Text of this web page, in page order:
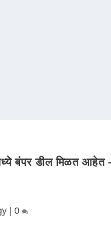
बंपर डील मिळत आहेत
| 0